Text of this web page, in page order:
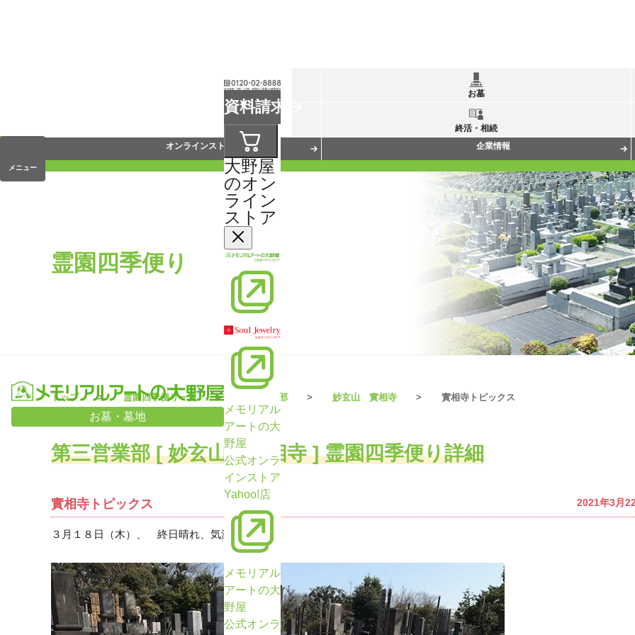
お墓・墓地
資料請求
大野屋
のオン
ライン
ストア
メモリアル
アートの大
野屋
公式オンラ
インストア
Yahoo!店
メモリアル
アートの大
野屋
公式オンラ
メニュー
お墓
終活・相続
オンラインストア
企業情報
霊園四季便り
トップ 霊園四季便り一覧 第三営業部 妙玄山 實相寺 實相寺トピックス
第三営業部 [ 妙玄山 實相寺 ] 霊園四季便り詳細
實相寺トピックス 2021年3月
３月１８日（木）、 終日晴れ、気温も２０度。